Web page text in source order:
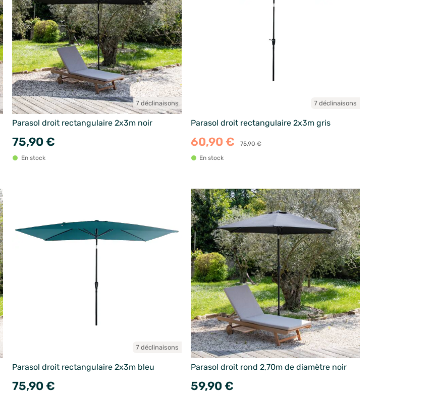
7 déclinaisons
Parasol droit rectangulaire 2x3m noir
75,90 €
En stock
7 déclinaisons
Parasol droit rectangulaire 2x3m gris
60,90 €
75,90 €
En stock
7 déclinaisons
Parasol droit rectangulaire 2x3m bleu
75,90 €
Parasol droit rond 2,70m de diamètre noir
59,90 €